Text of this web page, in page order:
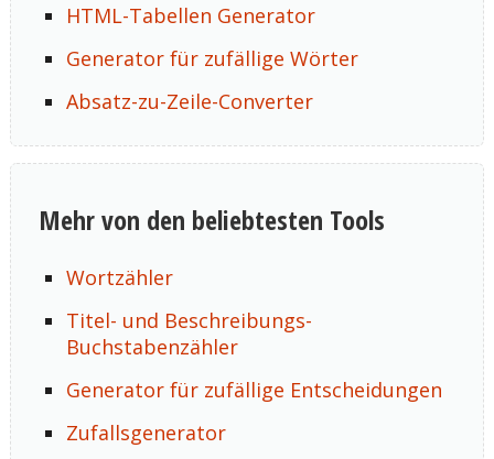
HTML-Tabellen Generator
Generator für zufällige Wörter
Absatz-zu-Zeile-Converter
Mehr von den beliebtesten Tools
Wortzähler
Titel- und Beschreibungs-
Buchstabenzähler
Generator für zufällige Entscheidungen
Zufallsgenerator